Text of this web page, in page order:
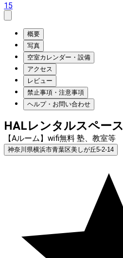
15
概要
写真
空室カレンダー・設備
アクセス
レビュー
禁止事項・注意事項
ヘルプ・お問い合わせ
HALレンタルスペース
【Aルーム】wifi無料 塾、教室等
神奈川県横浜市青葉区美しが丘5-2-14